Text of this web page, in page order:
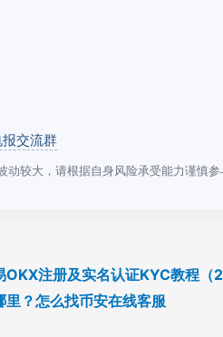
交流群
动较大，请根据自身风险承受能力谨慎参
OKX注册及实名认证KYC教程（
里？怎么找币安在线客服